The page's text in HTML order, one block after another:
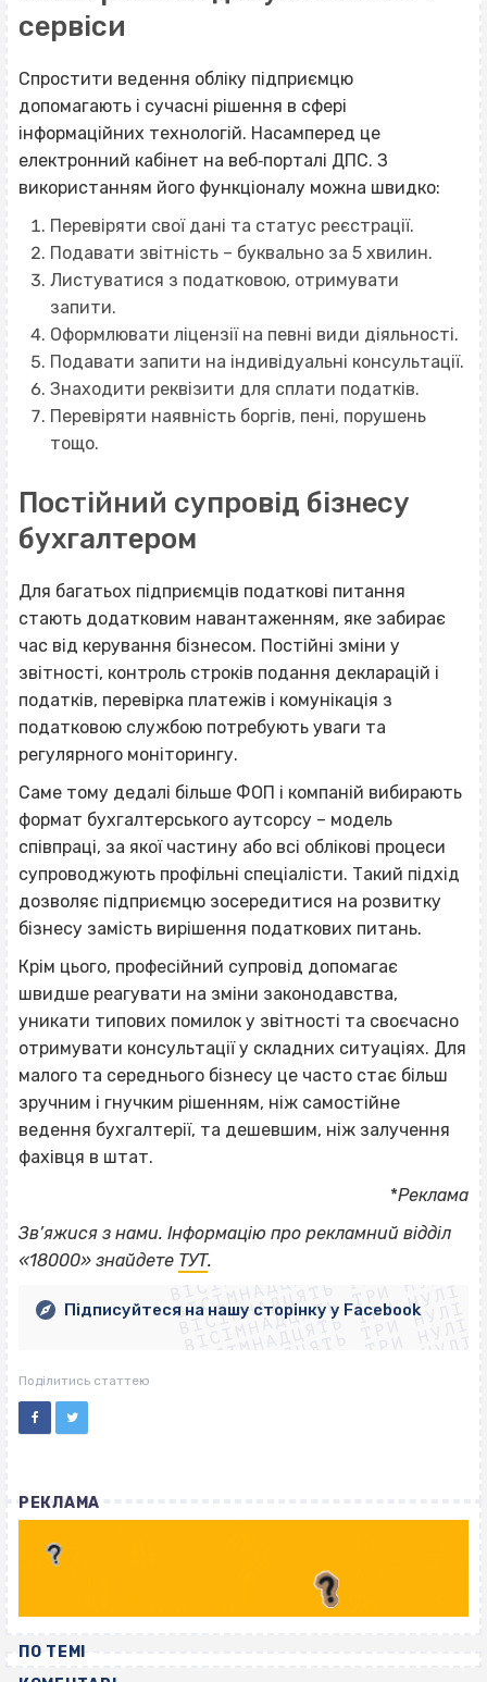
сервіси
Спростити ведення обліку підприємцю
допомагають і сучасні рішення в сфері
інформаційних технологій. Насамперед це
електронний кабінет на веб‐порталі ДПС. З
використанням його функціоналу можна швидко:
Перевіряти свої дані та статус реєстрації.
Подавати звітність – буквально за 5 хвилин.
Листуватися з податковою, отримувати
запити.
Оформлювати ліцензії на певні види діяльності.
Подавати запити на індивідуальні консультації.
Знаходити реквізити для сплати податків.
Перевіряти наявність боргів, пені, порушень
тощо.
Постійний супровід бізнесу
бухгалтером
Для багатьох підприємців податкові питання
стають додатковим навантаженням, яке забирає
час від керування бізнесом. Постійні зміни у
звітності, контроль строків подання декларацій і
податків, перевірка платежів і комунікація з
податковою службою потребують уваги та
регулярного моніторингу.
Саме тому дедалі більше ФОП і компаній вибирають
формат бухгалтерського аутсорсу – модель
співпраці, за якої частину або всі облікові процеси
супроводжують профільні спеціалісти. Такий підхід
дозволяє підприємцю зосередитися на розвитку
бізнесу замість вирішення податкових питань.
Крім цього, професійний супровід допомагає
швидше реагувати на зміни законодавства,
уникати типових помилок у звітності та своєчасно
отримувати консультації у складних ситуаціях. Для
малого та середнього бізнесу це часто стає більш
зручним і гнучким рішенням, ніж самостійне
ведення бухгалтерії, та дешевшим, ніж залучення
фахівця в штат.
*Реклама
Зв’яжися з нами. Інформацію про рекламний відділ
«18000» знайдете ТУТ.
ВІСІМНАДЦЯТЬ ТРИ НУЛІ
ВІСІМНАДЦЯТЬ ТРИ НУЛІ
ВІСІМНАДЦЯТЬ ТРИ НУЛІ
ВІСІМНАДЦЯТЬ ТРИ НУЛІ
ВІСІМНАДЦЯТЬ ТРИ НУЛІ
ВІСІМНАДЦЯТЬ ТРИ НУЛІ
ВІСІМНАДЦЯТЬ ТРИ НУЛІ
ВІСІМНАДЦЯТЬ ТРИ НУЛІ
Підписуйтеся на нашу сторінку у Facebook
Поділитись статтею
РЕКЛАМА
ПО ТЕМІ